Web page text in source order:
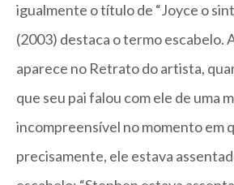
igualmente o título de “Joyce o
(2003) destaca o termo escabelo.
aparece no Retrato do artista,
que seu pai falou com ele de uma
incompreensível no momento em
precisamente, ele estava